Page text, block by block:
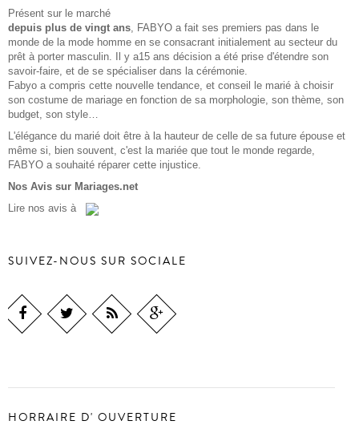
Présent sur le marché
depuis plus de vingt ans, FABYO a fait ses premiers pas dans le
monde de la mode homme en se consacrant initialement au secteur du
prêt à porter masculin. Il y a15 ans décision a été prise d'étendre son
savoir-faire, et de se spécialiser dans la cérémonie.
Fabyo a compris cette nouvelle tendance, et conseil le marié à choisir
son costume de mariage en fonction de sa morphologie, son thème, son
budget, son style…
L'élégance du marié doit être à la hauteur de celle de sa future épouse et
même si, bien souvent, c'est la mariée que tout le monde regarde,
FABYO a souhaité réparer cette injustice.
Nos Avis sur Mariages.net
Lire nos avis à
SUIVEZ-NOUS SUR SOCIALE
HORRAIRE D' OUVERTURE